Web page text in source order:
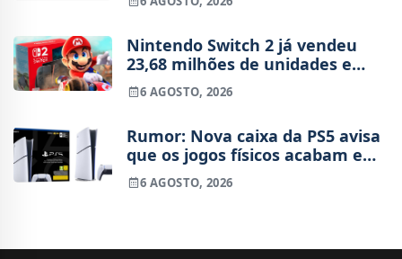
Nintendo Switch 2 já vendeu
23,68 milhões de unidades e
está 4 milhões à frente da
Switch original no mesmo
6 AGOSTO, 2026
Rumor: Nova caixa da PS5 avisa
que os jogos físicos acabam em
2028
6 AGOSTO, 2026